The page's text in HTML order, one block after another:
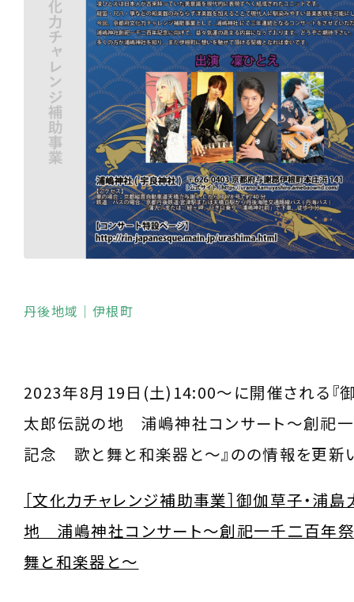
丹後地域 ｜伊根町
2023年8月19日(土)14:00～に開催される『
太郎伝説の地 浦嶋神社コンサート～創祀
記念 歌と舞と和楽器と～』のの情報を更新
［文化力チャレンジ補助事業］御伽草子・浦
地 浦嶋神社コンサート～創祀一千二百年
舞と和楽器と～